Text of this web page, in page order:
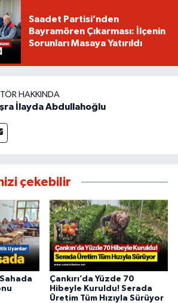
Saadet Partisi’nden
Bayramören Çıkarması: İlçenin
Sorunları Masaya Yatırıldı
HAKKINDA
İlayda Abdullahoğlu
çekebilir
Çankırı’da Yüzde 70
Hibeyle Kuruldu! Serada
Üretim Tüm Hızıyla Sürüyor